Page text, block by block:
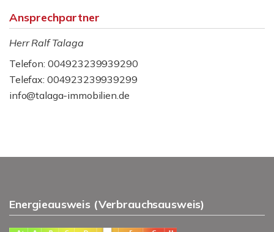
Ansprechpartner
Herr Ralf Talaga
Telefon: 004923239939290
Telefax: 004923239939299
info@talaga-immobilien.de
Energieausweis (Verbrauchsausweis)